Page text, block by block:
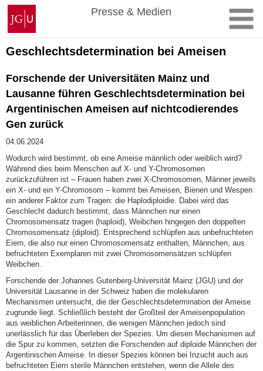
Zum
Inhalt
springen
Johannes
Gutenberg-
Universität
Mainz
Presse & Medien
Geschlechtsdetermination bei Ameisen
Forschende der Universitäten Mainz und
Lausanne führen Geschlechtsdetermination bei
Argentinischen Ameisen auf nichtcodierendes
Gen zurück
04.06.2024
Wodurch wird bestimmt, ob eine Ameise männlich oder weiblich wird?
Während dies beim Menschen auf X- und Y-Chromosomen
zurückzuführen ist – Frauen haben zwei X-Chromosomen, Männer jeweils
ein X- und ein Y-Chromosom – kommt bei Ameisen, Bienen und Wespen
ein anderer Faktor zum Tragen: die Haplodiploidie. Dabei wird das
Geschlecht dadurch bestimmt, dass Männchen nur einen
Chromosomensatz tragen (haploid), Weibchen hingegen den doppelten
Chromosomensatz (diploid). Entsprechend schlüpfen aus unbefruchteten
Eiern, die also nur einen Chromosomensatz enthalten, Männchen, aus
befruchteten Exemplaren mit zwei Chromosomensätzen schlüpfen
Weibchen.
Forschende der Johannes Gutenberg-Universität Mainz (JGU) und der
Universität Lausanne in der Schweiz haben die molekularen
Mechanismen untersucht, die der Geschlechtsdetermination der Ameise
zugrunde liegt. Schließlich besteht der Großteil der Ameisenpopulation
aus weiblichen Arbeiterinnen, die wenigen Männchen jedoch sind
unerlässlich für das Überleben der Spezies. Um diesen Mechanismen auf
die Spur zu kommen, setzten die Forschenden auf diploide Männchen der
Argentinischen Ameise. In dieser Spezies können bei Inzucht auch aus
befruchteten Eiern sterile Männchen entstehen, wenn die Allele des